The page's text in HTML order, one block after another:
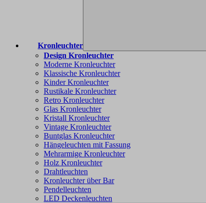
Kronleuchter
Design Kronleuchter
Moderne Kronleuchter
Klassische Kronleuchter
Kinder Kronleuchter
Rustikale Kronleuchter
Retro Kronleuchter
Glas Kronleuchter
Kristall Kronleuchter
Vintage Kronleuchter
Buntglas Kronleuchter
Hängeleuchten mit Fassung
Mehrarmige Kronleuchter
Holz Kronleuchter
Drahtleuchten
Kronleuchter über Bar
Pendelleuchten
LED Deckenleuchten